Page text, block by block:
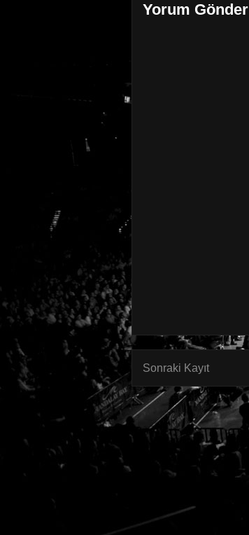
Yorum Gönder
Sonraki Kayıt